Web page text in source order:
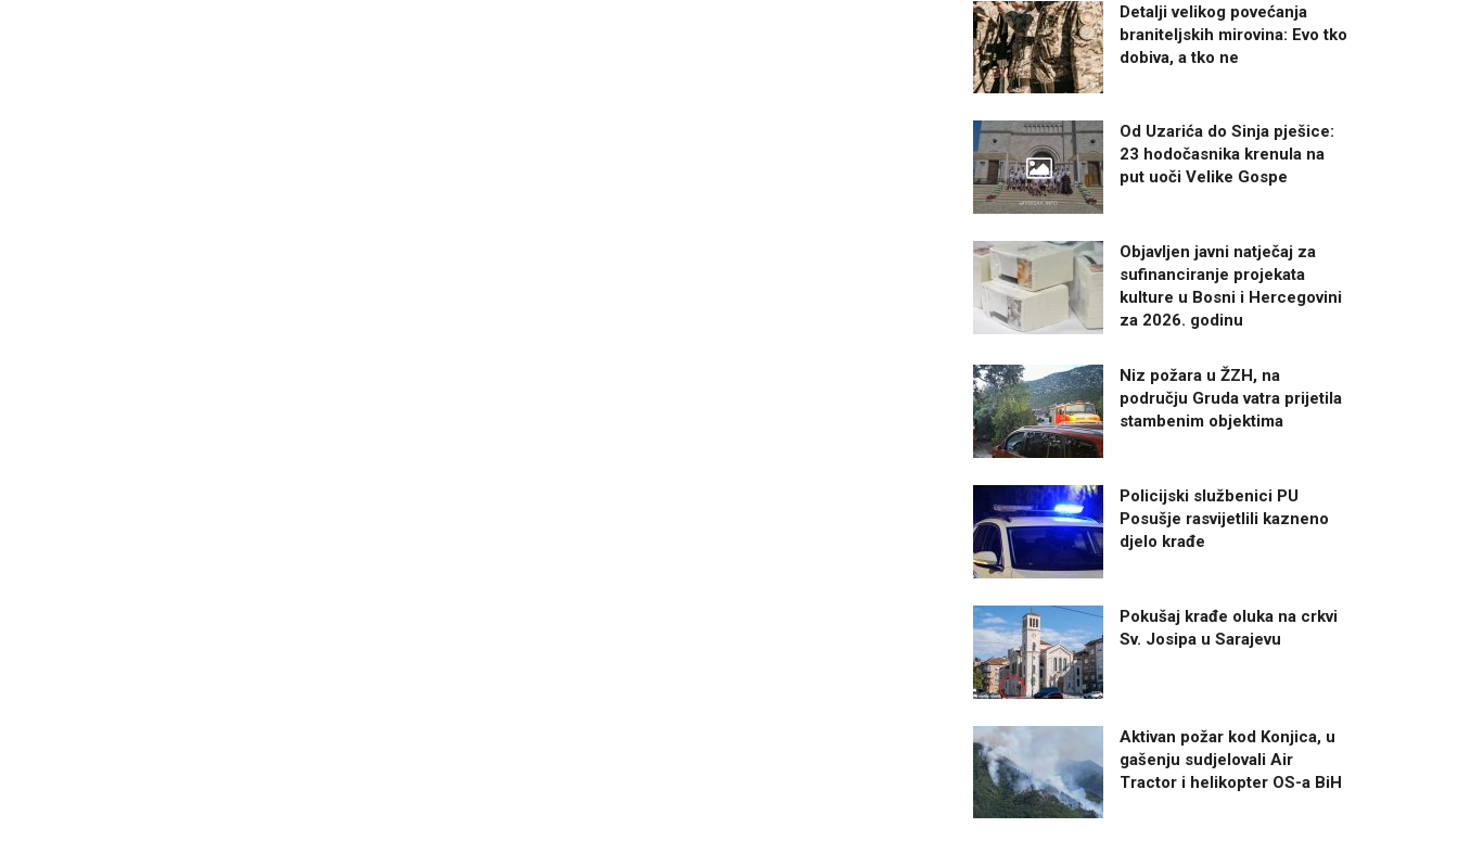
Detalji velikog povećanja
braniteljskih mirovina: Evo tko
dobiva, a tko ne
Od Uzarića do Sinja pješice:
23 hodočasnika krenula na
put uoči Velike Gospe
Objavljen javni natječaj za
sufinanciranje projekata
kulture u Bosni i Hercegovini
za 2026. godinu
Niz požara u ŽZH, na
području Gruda vatra prijetila
stambenim objektima
Policijski službenici PU
Posušje rasvijetlili kazneno
djelo krađe
Pokušaj krađe oluka na crkvi
Sv. Josipa u Sarajevu
Aktivan požar kod Konjica, u
gašenju sudjelovali Air
Tractor i helikopter OS-a BiH